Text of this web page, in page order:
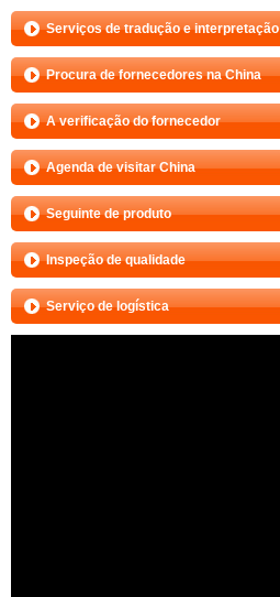
Serviços de tradução e interpretação
Procura de fornecedores na China
A verificação do fornecedor
Agenda de visitar China
Seguinte de produto
Inspeção de qualidade
Serviço de logística